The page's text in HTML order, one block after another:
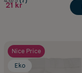
21 kr
Nice Price
Eko